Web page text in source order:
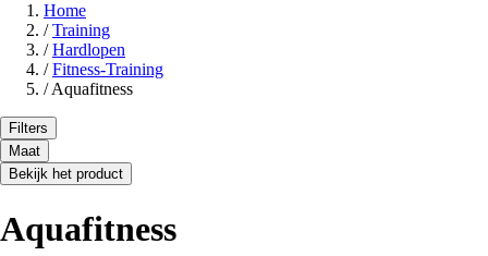
Home
/ Training
/ Hardlopen
/ Fitness-Training
/Aquafitness
Filters
Maat
Bekijk het product
Aquafitness